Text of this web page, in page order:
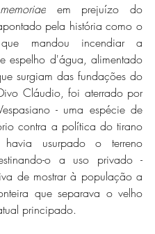
em prejuízo do
pela história como o
mandou incendiar a
espelho d'água, alimentado
surgiam das fundações do
Cláudio, foi aterrado por
- uma espécie de
contra a política do tirano
usurpado o terreno
o a uso privado -
de mostrar à população a
que separava o velho
principado.